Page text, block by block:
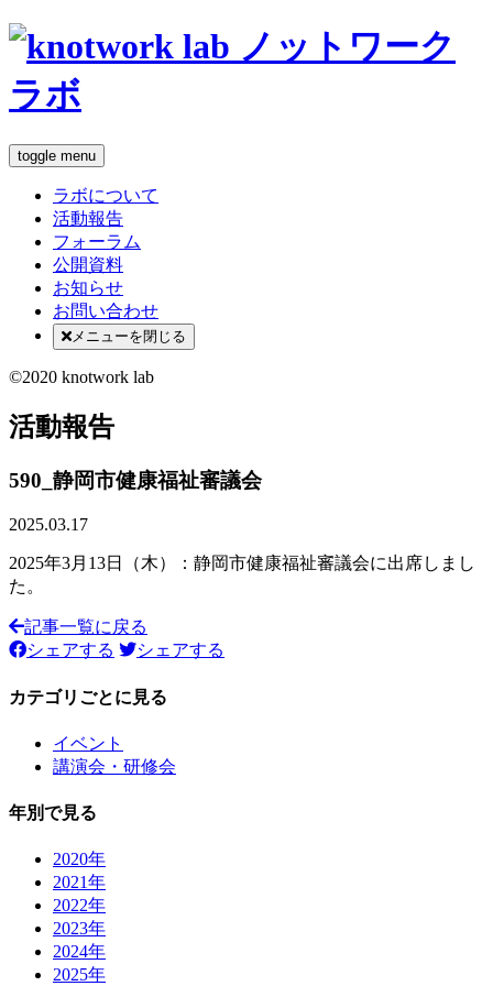
toggle menu
ラボについて
活動報告
フォーラム
公開資料
お知らせ
お問い合わせ
メニューを閉じる
©2020 knotwork lab
活動報告
590_静岡市健康福祉審議会
2025.03.17
2025年3月13日（木）：静岡市健康福祉審議会に出席しまし
た。
記事一覧に戻る
シェアする
シェアする
カテゴリごとに見る
イベント
講演会・研修会
年別で見る
2020年
2021年
2022年
2023年
2024年
2025年